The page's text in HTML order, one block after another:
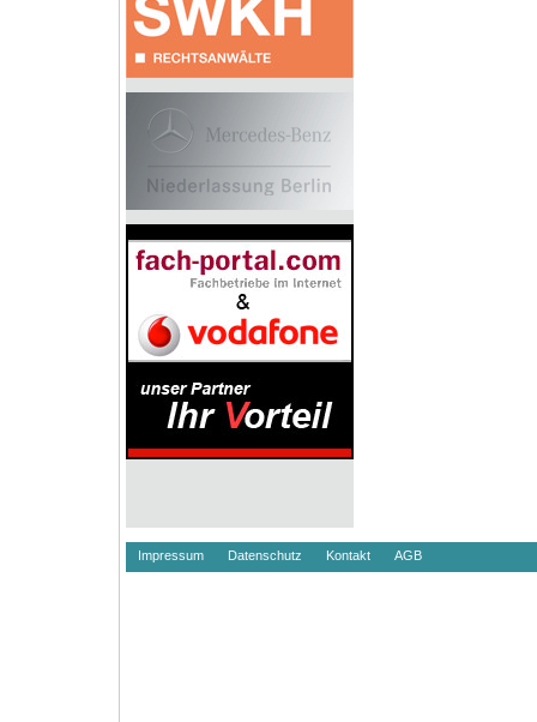
Impressum Datenschutz Kontakt AGB